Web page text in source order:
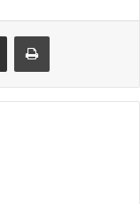
Share via Email Print